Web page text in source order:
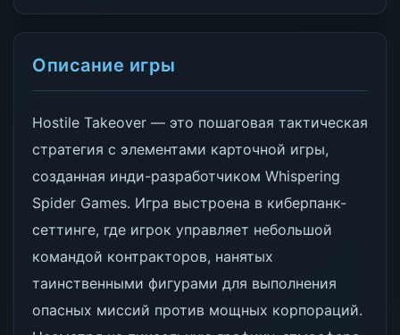
Описание игры
Hostile Takeover — это пошаговая тактическая
стратегия с элементами карточной игры,
созданная инди-разработчиком Whispering
Spider Games. Игра выстроена в киберпанк-
сеттинге, где игрок управляет небольшой
командой контракторов, нанятых
таинственными фигурами для выполнения
опасных миссий против мощных корпораций.